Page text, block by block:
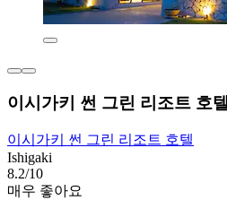
이시가키 썬 그린 리조트 호텔
이시가키 썬 그린 리조트 호텔
Ishigaki
8.2/10
매우 좋아요